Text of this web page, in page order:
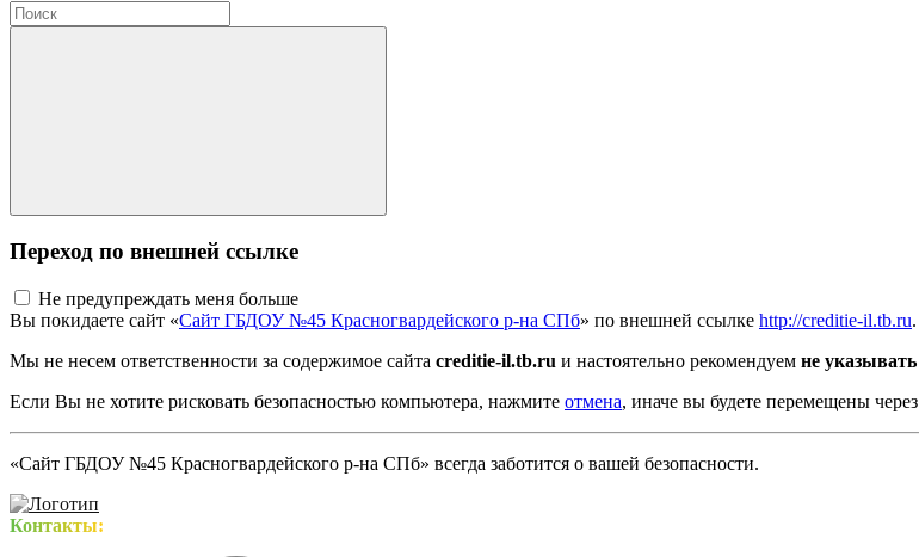
Переход по внешней ссылке
Не предупреждать меня больше
Вы покидаете сайт «Сайт ГБДОУ №45 Красногвардейского р-на СПб» по внешней ссылке http://creditie-il.tb.ru.
Мы не несем ответственности за содержимое сайта creditie-il.tb.ru и настоятельно рекомендуем не указывать
Если Вы не хотите рисковать безопасностью компьютера, нажмите отмена, иначе вы будете перемещены через
«Сайт ГБДОУ №45 Красногвардейского р-на СПб» всегда заботится о вашей безопасности.
Контакты: